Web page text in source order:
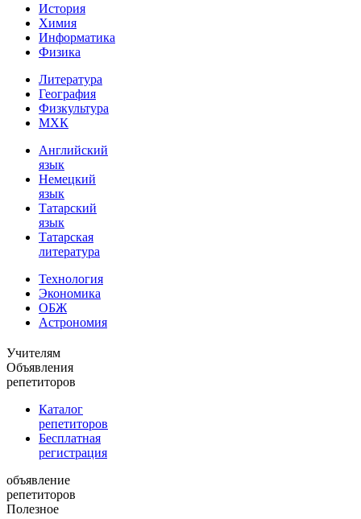
История
Химия
Информатика
Физика
Литература
География
Физкультура
МХК
Английский
язык
Немецкий
язык
Татарский
язык
Татарская
литература
Технология
Экономика
ОБЖ
Астрономия
Учителям
Объявления
репетиторов
Каталог
репетиторов
Бесплатная
регистрация
объявление
репетиторов
Полезное